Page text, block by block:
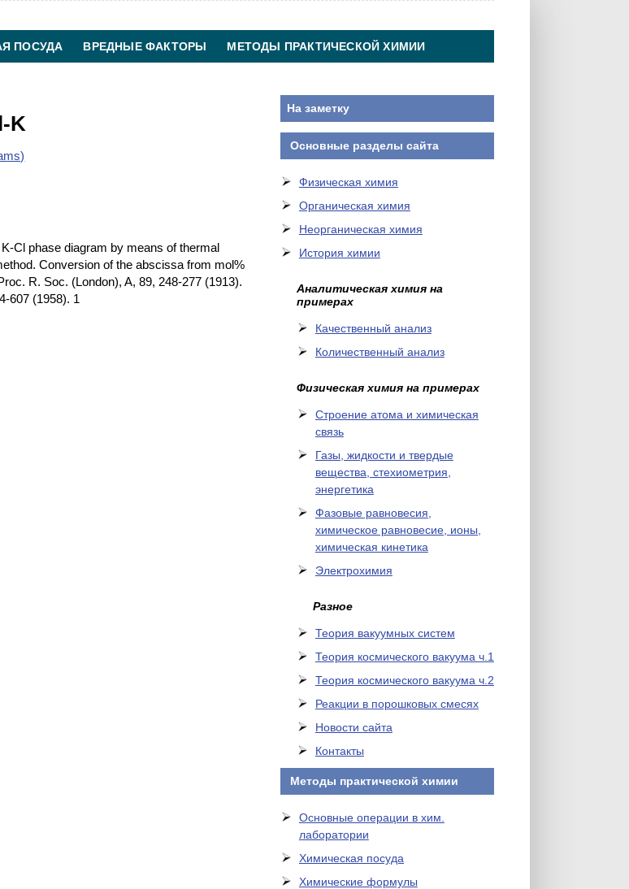
ПОСУДА ВРЕДНЫЕ ФАКТОРЫ МЕТОДЫ ПРАКТИЧЕСКОЙ ХИМИИ
K
Cl phase diagram by means of thermal
Conversion of the abscissa from mol%
R. Soc. (London), A, 89, 248-277 (1913).
607 (1958). 1
На заметку
Основные разделы сайта
Физическая химия
Органическая химия
Неорганическая химия
История химии
Аналитическая химия на
примерах
Качественный анализ
Количественный анализ
Физическая химия на примерах
Cтроение атома и химическая
связь
Газы, жидкости и твердые
вещества, стехиометрия,
энергетика
Фазовые равновесия,
химическое равновесие, ионы,
химическая кинетика
Электрохимия
Разное
Теория вакуумных систем
Теория космического вакуума ч.1
Теория космического вакуума ч.2
Реакции в порошковых смесях
Новости сайта
Контакты
Методы практической химии
Основные операции в хим.
лаборатории
Химическая посуда
Химические формулы